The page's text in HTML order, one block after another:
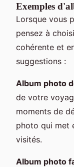
Exemples
Lorsque vous
pensez à
cohérente et
suggestions :
Album photo
de votre
moments de
photo qui met
visités.
Album photo